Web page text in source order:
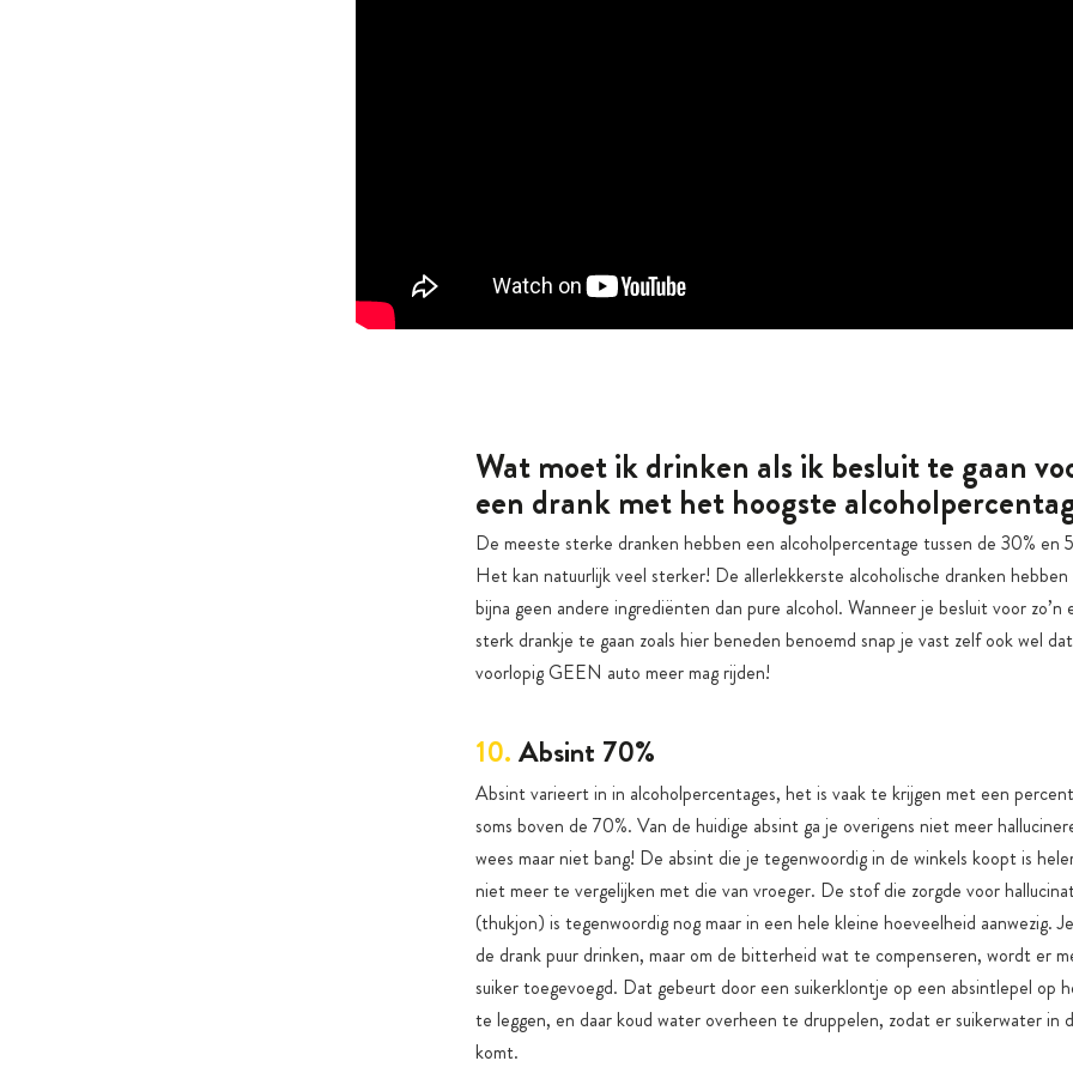
Wat moet ik drinken als ik besluit te gaan
een drank met het hoogste
De meeste sterke dranken hebben een alcoholpercentage tussen de 30% en
Het kan natuurlijk veel sterker! De allerlekkerste alcoholische dranken hebben
bijna geen andere ingrediënten dan pure alcohol. Wanneer je besluit voor zo’n
sterk drankje te gaan zoals hier beneden benoemd snap je vast zelf ook wel
voorlopig GEEN auto meer mag rijden!
10.Absint 70%
Absint varieert in in alcoholpercentages, het is vaak te krijgen met een
soms boven de 70%. Van de huidige absint ga je overigens niet meer
wees maar niet bang! De absint die je tegenwoordig in de winkels koopt is
niet meer te vergelijken met die van vroeger. De stof die zorgde voor
(thukjon) is tegenwoordig nog maar in een hele kleine hoeveelheid aanwezig.
de drank puur drinken, maar om de bitterheid wat te compenseren, wordt er
suiker toegevoegd. Dat gebeurt door een suikerklontje op een absintlepel op
te leggen, en daar koud water overheen te druppelen, zodat er suikerwater in
komt.